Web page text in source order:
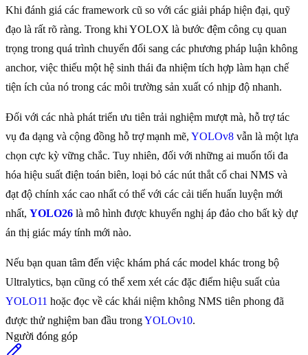
Khi đánh giá các framework cũ so với các giải pháp hiện đại, quỹ
đạo là rất rõ ràng. Trong khi YOLOX là bước đệm công cụ quan
trọng trong quá trình chuyển đổi sang các phương pháp luận không
anchor, việc thiếu một hệ sinh thái đa nhiệm tích hợp làm hạn chế
tiện ích của nó trong các môi trường sản xuất có nhịp độ nhanh.
Đối với các nhà phát triển ưu tiên trải nghiệm mượt mà, hỗ trợ tác
vụ đa dạng và cộng đồng hỗ trợ mạnh mẽ, YOLOv8 vẫn là một lựa
chọn cực kỳ vững chắc. Tuy nhiên, đối với những ai muốn tối đa
hóa hiệu suất điện toán biên, loại bỏ các nút thắt cổ chai NMS và
đạt độ chính xác cao nhất có thể với các cải tiến huấn luyện mới
nhất, YOLO26 là mô hình được khuyến nghị áp đảo cho bất kỳ dự
án thị giác máy tính mới nào.
Nếu bạn quan tâm đến việc khám phá các model khác trong bộ
Ultralytics, bạn cũng có thể xem xét các đặc điểm hiệu suất của
YOLO11 hoặc đọc về các khái niệm không NMS tiên phong đã
được thử nghiệm ban đầu trongYOLOv10.
Người đóng góp